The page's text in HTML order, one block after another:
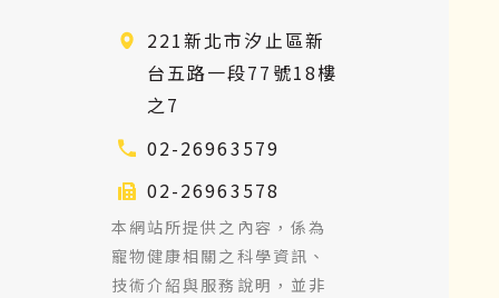
221新北市汐止區新
台五路一段77號18樓
之7
02-26963579
02-26963578
本網站所提供之內容，係為
寵物健康相關之科學資訊、
技術介紹與服務說明，並非